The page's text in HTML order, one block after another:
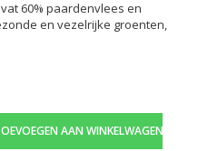
60% paardenvlees en
en vezelrijke groenten,
AAN WINKELWAGEN